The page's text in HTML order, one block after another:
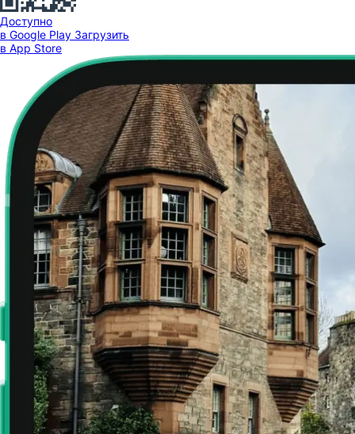
Доступно
в Google Play Загрузить
в App Store